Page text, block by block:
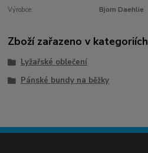
Výrobce: Bjorn Daehlie
Zboží zařazeno v kategoriích
Lyžařské oblečení
Pánské bundy na běžky